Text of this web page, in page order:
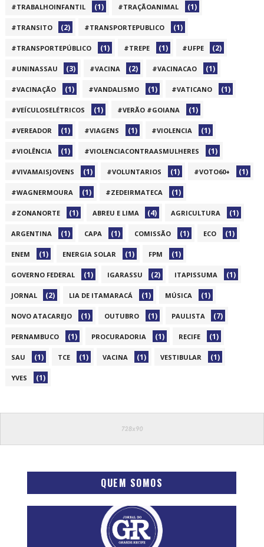
#TRABALHOINFANTIL (1) #TRAÇÃOANIMAL (1)
#TRANSITO (2) #TRANSPORTEPUBLICO (1)
#TRANSPORTEPÚBLICO (1) #TREPE (1) #UFPE (2)
#UNINASSAU (3) #VACINA (2) #VACINACAO (1)
#VACINAÇÃO (1) #VANDALISMO (1) #VATICANO (1)
#VEÍCULOSELÉTRICOS (1) #VERÃO #GOIANA (1)
#VEREADOR (1) #VIAGENS (1) #VIOLENCIA (1)
#VIOLÊNCIA (1) #VIOLENCIACONTRAASMULHERES (1)
#VIVAMAISJOVENS (1) #VOLUNTARIOS (1) #VOTO60+ (1)
#WAGNERMOURA (1) #ZEDEIRMATECA (1)
#ZONANORTE (1) ABREU E LIMA (4) AGRICULTURA (1)
ARGENTINA (1) CAPA (1) COMISSÃO (1) ECO (1)
ENEM (1) ENERGIA SOLAR (1) FPM (1)
GOVERNO FEDERAL (1) IGARASSU (2) ITAPISSUMA (1)
JORNAL (2) LIA DE ITAMARACÁ (1) MÚSICA (1)
NOVO ATACAREJO (1) OUTUBRO (1) PAULISTA (7)
PERNAMBUCO (1) PROCURADORIA (1) RECIFE (1)
SAU (1) TCE (1) VACINA (1) VESTIBULAR (1)
YVES (1)
QUEM SOMOS